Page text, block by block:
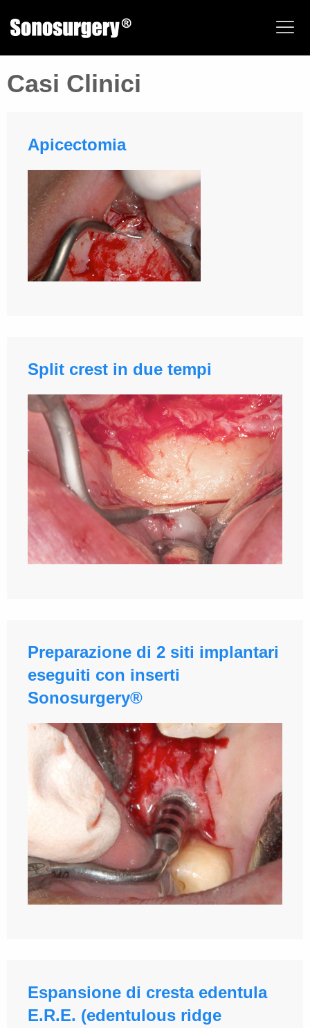
Casi Clinici
Apicectomia
Split crest in due tempi
Preparazione di 2 siti implantari
eseguiti con inserti
Sonosurgery®
Espansione di cresta edentula
E.R.E. (edentulous ridge